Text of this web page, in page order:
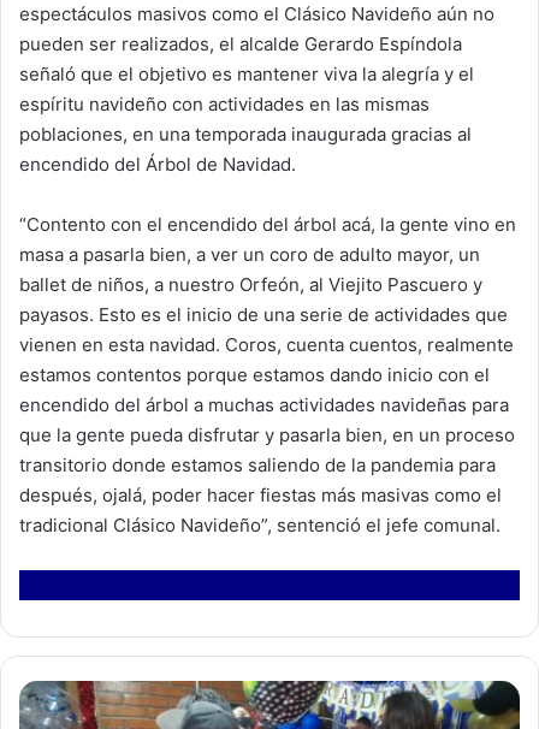
espectáculos masivos como el Clásico Navideño aún no
pueden ser realizados, el alcalde Gerardo Espíndola
señaló que el objetivo es mantener viva la alegría y el
espíritu navideño con actividades en las mismas
poblaciones, en una temporada inaugurada gracias al
encendido del Árbol de Navidad.
“Contento con el encendido del árbol acá, la gente vino en
masa a pasarla bien, a ver un coro de adulto mayor, un
ballet de niños, a nuestro Orfeón, al Viejito Pascuero y
payasos. Esto es el inicio de una serie de actividades que
vienen en esta navidad. Coros, cuenta cuentos, realmente
estamos contentos porque estamos dando inicio con el
encendido del árbol a muchas actividades navideñas para
que la gente pueda disfrutar y pasarla bien, en un proceso
transitorio donde estamos saliendo de la pandemia para
después, ojalá, poder hacer fiestas más masivas como el
tradicional Clásico Navideño”, sentenció el jefe comunal.
D
o